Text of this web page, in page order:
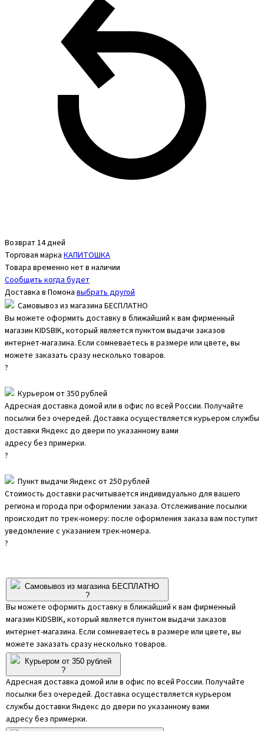
Возврат 14 дней
Торговая марка КАПИТОШКА
Товара временно нет в наличии
Сообщить когда будет
Доставка в Помона выбрать другой
Самовывоз из магазина БЕСПЛАТНО
Вы можете оформить доставку в ближайший к вам фирменный
магазин KIDSBIK, который является пунктом выдачи заказов
интернет-магазина. Если сомневаетесь в размере или цвете, вы
можете заказать сразу несколько товаров.
?
Курьером от 350 рублей
Адресная доставка домой или в офис по всей России. Получайте
посылки без очередей. Доставка осуществляется курьером службы
доставки Яндекс до двери по указанному вами
адресу без примерки.
?
Пункт выдачи Яндекс от 250 рублей
Стоимость доставки расчитывается индивидуально для вашего
региона и города при оформлении заказа. Отслеживание посылки
происходит по трек-номеру: после оформления заказа вам поступит
уведомление с указанием трек-номера.
?
Самовывоз из магазина БЕСПЛАТНО
?
Вы можете оформить доставку в ближайший к вам фирменный
магазин KIDSBIK, который является пунктом выдачи заказов
интернет-магазина. Если сомневаетесь в размере или цвете, вы
можете заказать сразу несколько товаров.
Курьером от 350 рублей
?
Адресная доставка домой или в офис по всей России. Получайте
посылки без очередей. Доставка осуществляется курьером
службы доставки Яндекс до двери по указанному вами
адресу без примерки.